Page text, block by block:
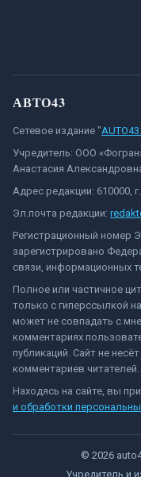
АВТО43
Сетевое издание "
Учредитель: ООО
Анастасия
Адрес редакции: 610000,
Эл.почта редакции:
Регистрационный номер
зарегистрировано
связи, информационных
Полное или частичное
только с гиперссылкой
может не совпадать с
комментариях
публикаций. Сайт не
комментариев читателей.
Находясь на сайте, вы
и обработки
© 2026
Учредитель и